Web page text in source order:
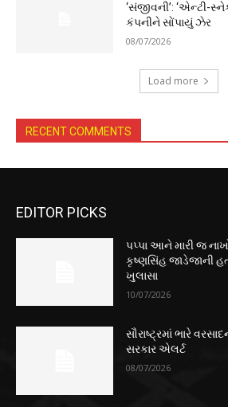
‘સંજીવની’: ‘એન્ટી-
કંપનીને સોંપાયું ઝેર
08/07/2026
Load more
RECENT COMMENTS
EDITOR PICKS
પપ્પા આને મારી જ
કૃષ્ણસિંહ જાડેજાની
ખુલાસા
10/07/2026
સૌરાષ્ટ્રમાં ભારે
સરકાર એલર્ટ
08/07/2026